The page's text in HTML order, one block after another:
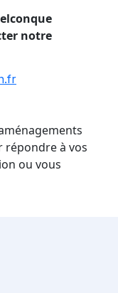
notre
répondre à vos
ou vous